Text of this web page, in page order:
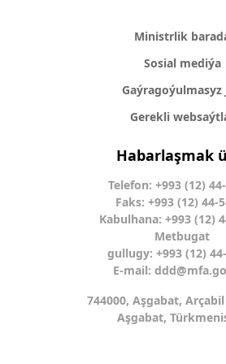
Ministrlik
Sosial mediýa
Gaýragoýulmasyz
Gerekli
Habarlaşmak
Telefon: +993 (12)
Faks: +993 (12) 44-
Kabulhana: +993 (12)
Metbugat
gullugy: +993 (12)
E-mail:
744000, Aşgabat,
Aşgabat,